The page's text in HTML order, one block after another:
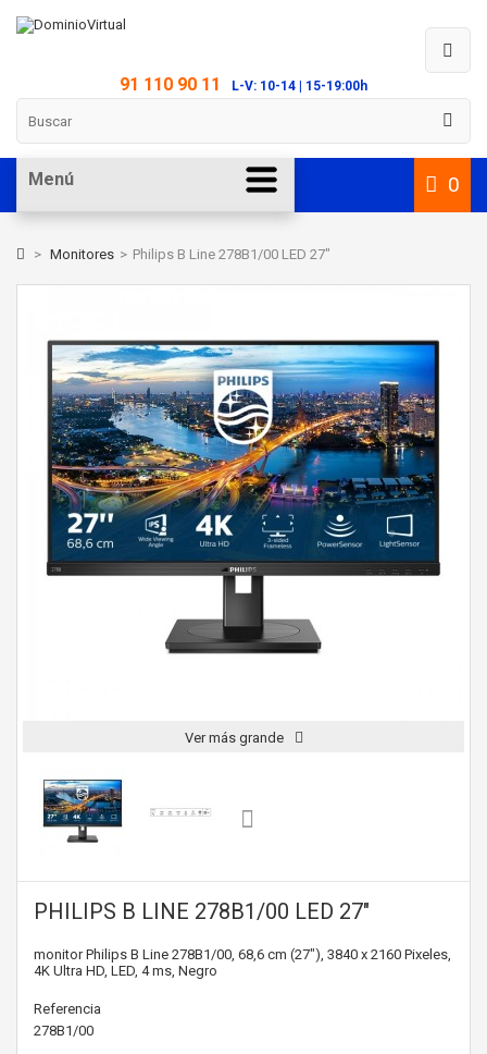
91 110 90 11 L-V: 10-14 | 15-19:00h
0
Menú
> Monitores > Philips B Line 278B1/00 LED 27"
Ver más grande
PHILIPS B LINE 278B1/00 LED 27"
monitor Philips B Line 278B1/00, 68,6 cm (27"), 3840 x 2160 Pixeles,
4K Ultra HD, LED, 4 ms, Negro
Referencia
278B1/00